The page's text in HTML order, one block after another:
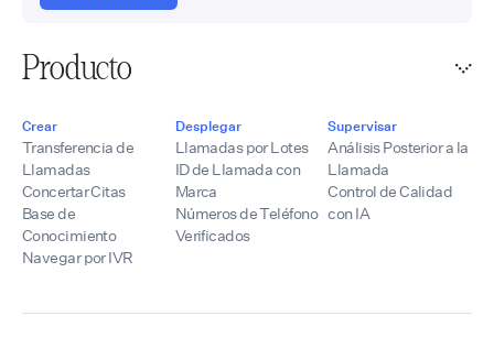
Producto
Crear
Transferencia de
Llamadas
Concertar Citas
Base de
Conocimiento
Navegar por IVR
Desplegar
Llamadas por Lotes
ID de Llamada con
Marca
Números de Teléfono
Verificados
Supervisar
Análisis Posterior a la
Llamada
Control de Calidad
con IA